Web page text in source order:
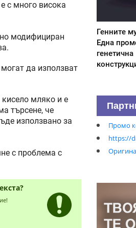
с много висока
модифициран
да използват
кисело мляко и е
търсене, че
използвано за
с проблема с
Генните
Една
генетична
Промо
https://